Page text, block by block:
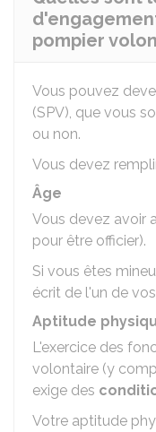
pompier
Vous pouvez
(SPV), que vous
ou non.
Vous devez
Âge
Vous devez avoir
pour être officier).
Si vous êtes
écrit de l'un de
Aptitude
L'exercice des
volontaire (y
exige des
Votre aptitude